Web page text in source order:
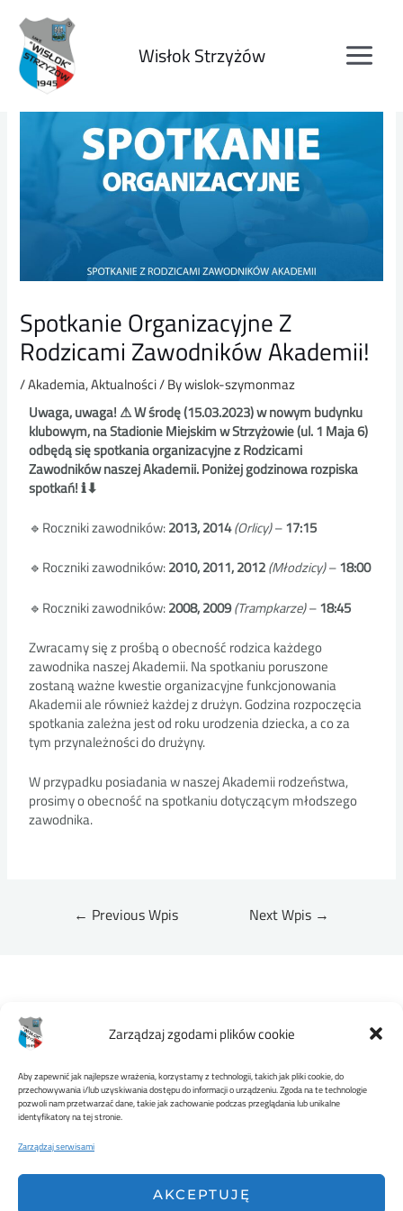
Zarządzaj zgodami plików cookie
Aby zapewnić jak najlepsze wrażenia, korzystamy z technologii, takich jak pliki cookie, do
przechowywania i/lub uzyskiwania dostępu do informacji o urządzeniu. Zgoda na te technologie
pozwoli nam przetwarzać dane, takie jak zachowanie podczas przeglądania lub unikalne
identyfikatory na tej stronie.
Zarządzaj serwisami
AKCEPTUJĘ
Wisłok Strzyżów
Spotkanie Organizacyjne Z
Rodzicami Zawodników Akademii!
/Akademia,Aktualności/ Bywislok-szymonmaz
Uwaga, uwaga! ⚠ W środę (15.03.2023) w nowym budynku
klubowym, na Stadionie Miejskim w Strzyżowie (ul. 1 Maja 6)
odbędą się spotkania organizacyjne z Rodzicami
Zawodników naszej Akademii. Poniżej godzinowa rozpiska
spotkań! ℹ⬇
🔹Roczniki zawodników:2013, 2014(Orlicy)–17:15
🔹Roczniki zawodników:2010, 2011, 2012(Młodzicy)–18:00
🔹Roczniki zawodników:2008, 2009(Trampkarze)–18:45
Zwracamy się z prośbą o obecność rodzica każdego
zawodnika naszej Akademii. Na spotkaniu poruszone
zostaną ważne kwestie organizacyjne funkcjonowania
Akademii ale również każdej z drużyn. Godzina rozpoczęcia
spotkania zależna jest od roku urodzenia dziecka, a co za
tym przynależności do drużyny.
W przypadku posiadania w naszej Akademii rodzeństwa,
prosimy o obecność na spotkaniu dotyczącym młodszego
zawodnika.
← Previous Wpis Next Wpis →